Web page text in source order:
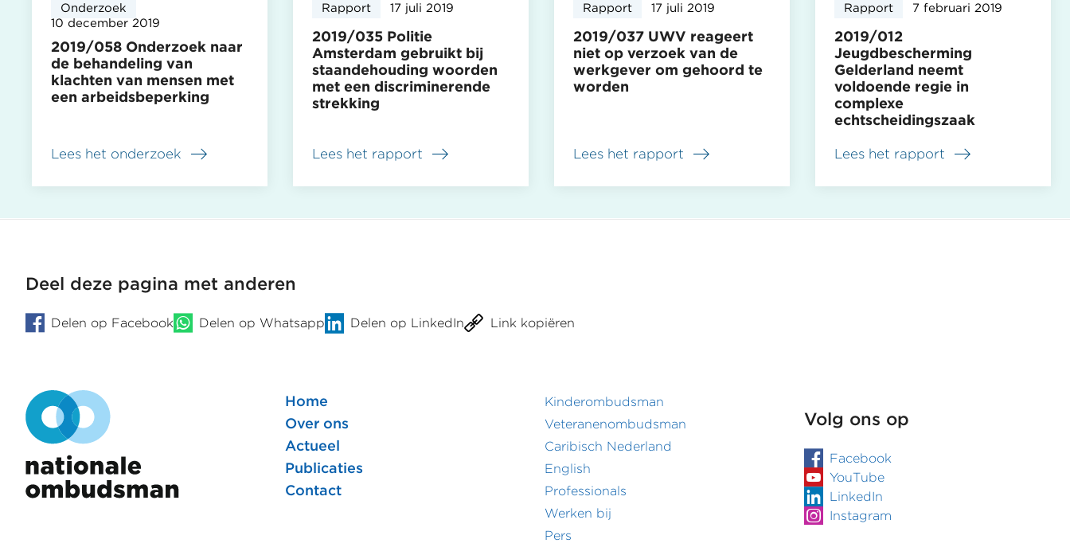
2019/058 Onderzoek naar
de behandeling van
klachten van mensen met
een arbeidsbeperking
Onderzoek
10 december 2019
Lees het onderzoek
over
naar
klachten
mensen
2019/035 Politie
Amsterdam gebruikt bij
staandehouding woorden
met een discriminerende
strekking
Rapport 17 juli 2019
Lees het rapport
over
Amsterdam
met
een
2019/037 UWV reageert
niet op verzoek van de
werkgever om gehoord te
worden
Rapport 17 juli 2019
Lees het rapport
over
reageert
werkgever
worden
2019/012
Jeugdbescherming
Gelderland neemt
voldoende regie in
complexe
echtscheidingszaak
Rapport 7 februari 2019
Lees het rapport
over
Gelderland
Deel deze pagina met anderen
Delen op Facebook Delen op Whatsapp Delen op LinkedIn Link kopiëren
Footer
hoofdmenu
Home
Over ons
Actueel
Publicaties
Contact
Footer
secundair
menu
Kinderombudsman
Veteranenombudsman
Caribisch Nederland
English
Professionals
Werken bij
Pers
Volg ons op
Facebook
YouTube
LinkedIn
Instagram